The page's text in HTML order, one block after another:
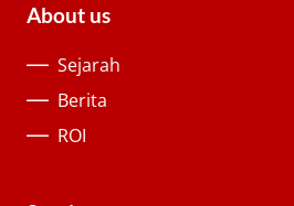
About us
Sejarah
Berita
ROI